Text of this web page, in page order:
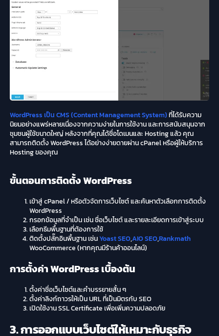
WordPress เป็น CMS (Content Management System)ที่ได้รับความ
นิยมอย่างแพร่หลายเนื่องจากความง่ายในการใช้งาน และการสนับสนุนจาก
ชุมชนผู้ใช้ขนาดใหญ่ หลังจากที่คุณได้ชื่อโดเมนและ Hosting แล้ว คุณ
สามารถติดตั้ง WordPress ได้อย่างง่ายดายผ่าน cPanel หรือผู้ให้บริการ
Hosting ของคุณ
ขั้นตอนการติดตั้ง WordPress
เข้าสู่ cPanel / หรือตัวจัดการเว็บไซต์ และค้นหาตัวเลือกการติดตั้ง
WordPress
กรอกข้อมูลที่จำเป็น เช่น ชื่อเว็บไซต์ และรายละเอียดการเข้าสู่ระบบ
เลือกธีมพื้นฐานที่ต้องการใช้
ติดตั้งปลั๊กอินพื้นฐาน เช่นYoast SEO,AIO SEO,Rankmath
WooCommerce (หากคุณมีร้านค้าออนไลน์)
การตั้งค่า WordPress เบื้องต้น
ตั้งค่าชื่อเว็บไซต์และคำบรรยายสั้น ๆ
ตั้งค่าลิงก์ถาวรให้เป็น URL ที่เป็นมิตรกับ SEO
เปิดใช้งาน SSL Certificate เพื่อเพิ่มความปลอดภัย
3. การออกแบบเว็บไซต์ให้เหมาะกับธุรกิจ